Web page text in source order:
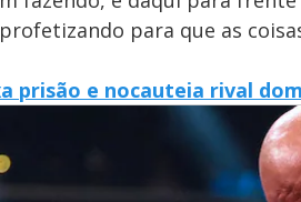
para que as
prisão e nocauteia rival